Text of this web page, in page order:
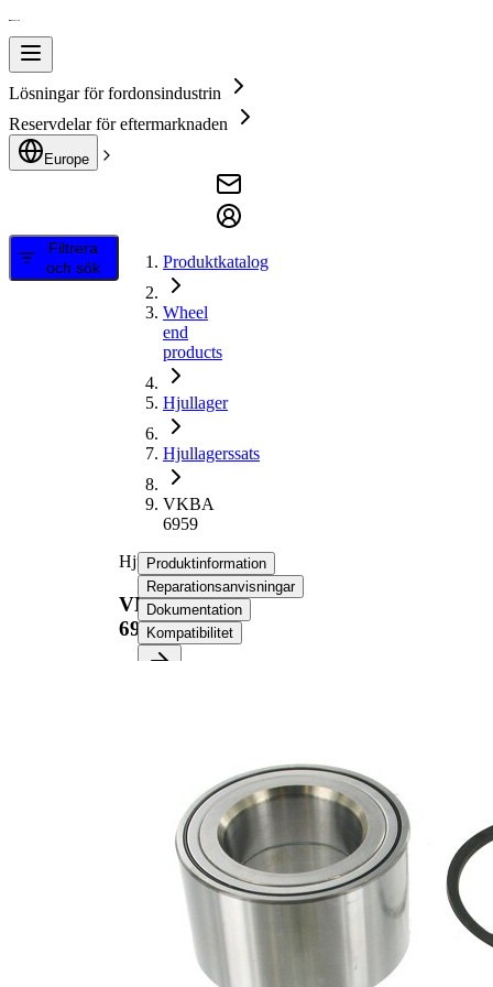
Lösningar för fordonsindustrin
Reservdelar för eftermarknaden
Europe
Filtrera
och sök
Produktkatalog
Wheel
end
products
Hjullager
Hjullagerssats
VKBA
6959
Hjullagerssats
VKBA
6959
Produktinformation
Reparationsanvisningar
Dokumentation
Kompatibilitet
Innerdiameter
49
mm
Ytterdiameter
mm
Produktlista
Artikelnamn
Artikelnummer
Antal
Sortiment,
fastsättningselement
1